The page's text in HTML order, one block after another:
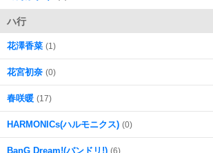
ハ行
花澤香菜 (1)
花宮初奈 (0)
春咲暖 (17)
HARMONICs(ハルモニクス) (0)
BanG Dream!(バンドリ!) (6)